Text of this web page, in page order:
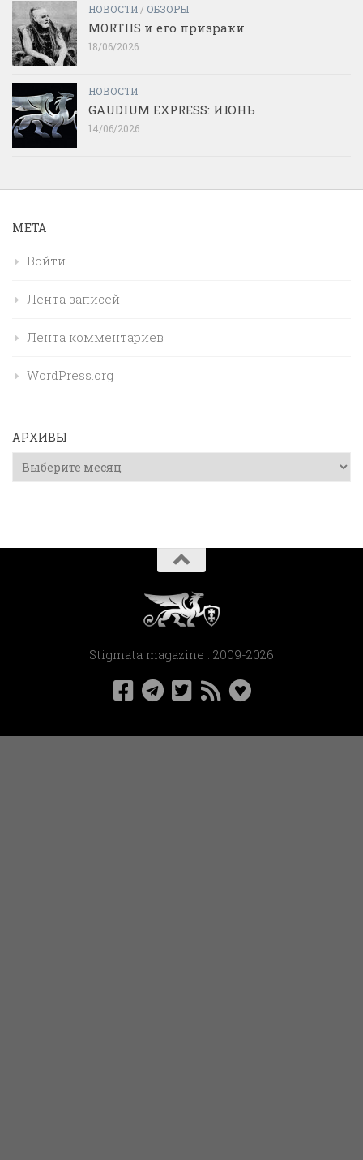
НОВОСТИ / ОБЗОРЫ
MORTIIS и его призраки
18/06/2026
НОВОСТИ
GAUDIUM EXPRESS: ИЮНЬ
14/06/2026
МЕТА
Войти
Лента записей
Лента комментариев
WordPress.org
АРХИВЫ
Архивы
Stigmata magazine : 2009-2026